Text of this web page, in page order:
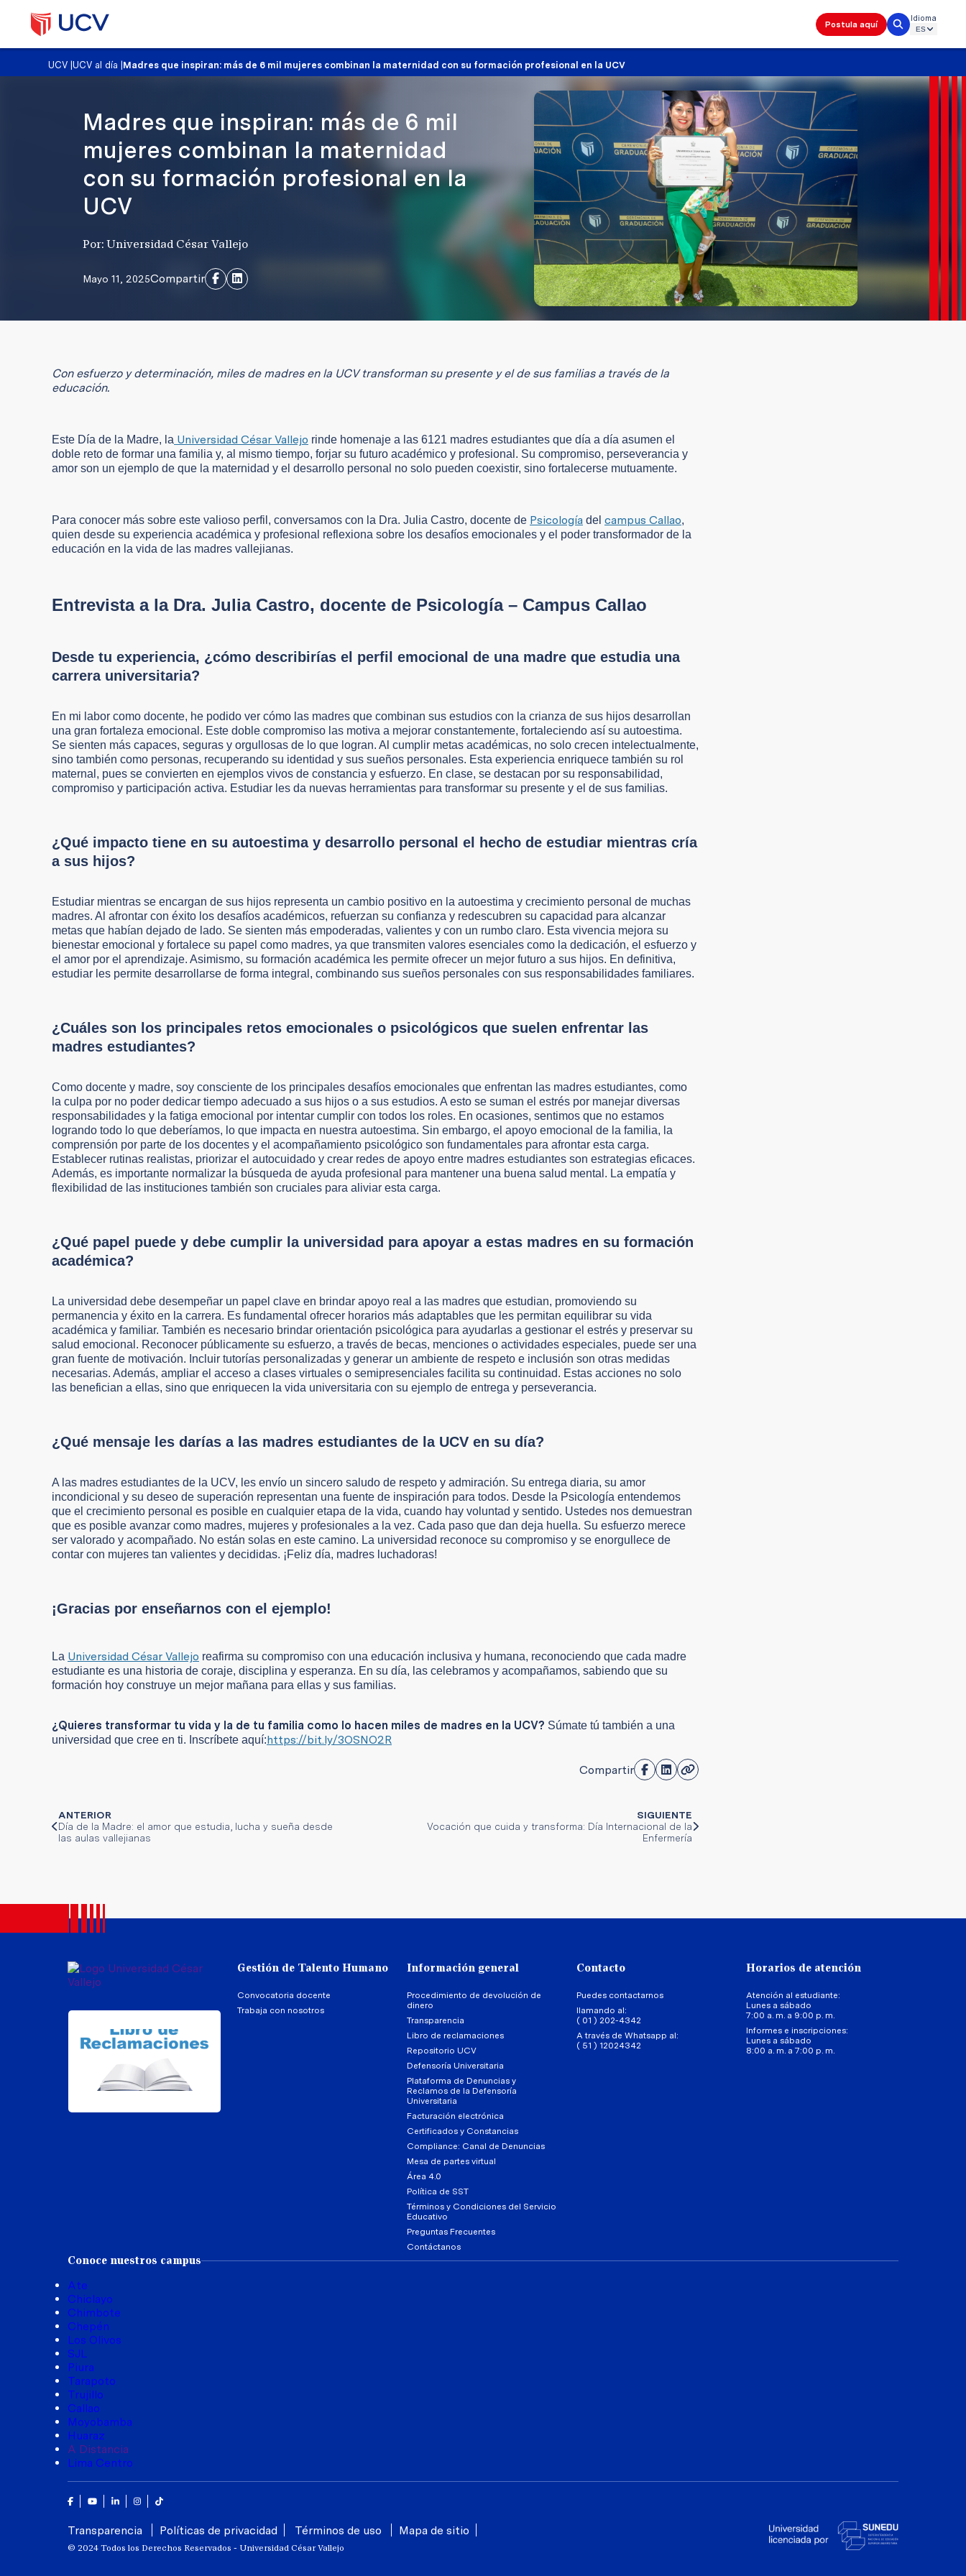
Postula aquí
Idioma
UCV |UCV al día Madres que inspiran: más de 6 mil mujeres combinan la maternidad con su formación profesional en la UCV
Madres que inspiran: más de 6 mil
mujeres combinan la maternidad
con su formación profesional en la
UCV
Por: Universidad César Vallejo
Mayo 11, 2025Compartir
Con esfuerzo y determinación, miles de madres en la UCV transforman su presente y el de sus familias a través de la
educación.
Este Día de la Madre, la Universidad César Vallejo rinde homenaje a las 6121 madres estudiantes que día a día asumen el
doble reto de formar una familia y, al mismo tiempo, forjar su futuro académico y profesional. Su compromiso, perseverancia y
amor son un ejemplo de que la maternidad y el desarrollo personal no solo pueden coexistir, sino fortalecerse mutuamente.
Para conocer más sobre este valioso perfil, conversamos con la Dra. Julia Castro, docente de Psicología del campus Callao,
quien desde su experiencia académica y profesional reflexiona sobre los desafíos emocionales y el poder transformador de la
educación en la vida de las madres vallejianas.
Entrevista a la Dra. Julia Castro, docente de Psicología – Campus Callao
Desde tu experiencia, ¿cómo describirías el perfil emocional de una madre que estudia una
carrera universitaria?
En mi labor como docente, he podido ver cómo las madres que combinan sus estudios con la crianza de sus hijos desarrollan
una gran fortaleza emocional. Este doble compromiso las motiva a mejorar constantemente, fortaleciendo así su autoestima.
Se sienten más capaces, seguras y orgullosas de lo que logran. Al cumplir metas académicas, no solo crecen intelectualmente,
sino también como personas, recuperando su identidad y sus sueños personales. Esta experiencia enriquece también su rol
maternal, pues se convierten en ejemplos vivos de constancia y esfuerzo. En clase, se destacan por su responsabilidad,
compromiso y participación activa. Estudiar les da nuevas herramientas para transformar su presente y el de sus familias.
¿Qué impacto tiene en su autoestima y desarrollo personal el hecho de estudiar mientras cría
a sus hijos?
Estudiar mientras se encargan de sus hijos representa un cambio positivo en la autoestima y crecimiento personal de muchas
madres. Al afrontar con éxito los desafíos académicos, refuerzan su confianza y redescubren su capacidad para alcanzar
metas que habían dejado de lado. Se sienten más empoderadas, valientes y con un rumbo claro. Esta vivencia mejora su
bienestar emocional y fortalece su papel como madres, ya que transmiten valores esenciales como la dedicación, el esfuerzo y
el amor por el aprendizaje. Asimismo, su formación académica les permite ofrecer un mejor futuro a sus hijos. En definitiva,
estudiar les permite desarrollarse de forma integral, combinando sus sueños personales con sus responsabilidades familiares.
¿Cuáles son los principales retos emocionales o psicológicos que suelen enfrentar las
madres estudiantes?
Como docente y madre, soy consciente de los principales desafíos emocionales que enfrentan las madres estudiantes, como
la culpa por no poder dedicar tiempo adecuado a sus hijos o a sus estudios. A esto se suman el estrés por manejar diversas
responsabilidades y la fatiga emocional por intentar cumplir con todos los roles. En ocasiones, sentimos que no estamos
logrando todo lo que deberíamos, lo que impacta en nuestra autoestima. Sin embargo, el apoyo emocional de la familia, la
comprensión por parte de los docentes y el acompañamiento psicológico son fundamentales para afrontar esta carga.
Establecer rutinas realistas, priorizar el autocuidado y crear redes de apoyo entre madres estudiantes son estrategias eficaces.
Además, es importante normalizar la búsqueda de ayuda profesional para mantener una buena salud mental. La empatía y
flexibilidad de las instituciones también son cruciales para aliviar esta carga.
¿Qué papel puede y debe cumplir la universidad para apoyar a estas madres en su formación
académica?
La universidad debe desempeñar un papel clave en brindar apoyo real a las madres que estudian, promoviendo su
permanencia y éxito en la carrera. Es fundamental ofrecer horarios más adaptables que les permitan equilibrar su vida
académica y familiar. También es necesario brindar orientación psicológica para ayudarlas a gestionar el estrés y preservar su
salud emocional. Reconocer públicamente su esfuerzo, a través de becas, menciones o actividades especiales, puede ser una
gran fuente de motivación. Incluir tutorías personalizadas y generar un ambiente de respeto e inclusión son otras medidas
necesarias. Además, ampliar el acceso a clases virtuales o semipresenciales facilita su continuidad. Estas acciones no solo
las benefician a ellas, sino que enriquecen la vida universitaria con su ejemplo de entrega y perseverancia.
¿Qué mensaje les darías a las madres estudiantes de la UCV en su día?
A las madres estudiantes de la UCV, les envío un sincero saludo de respeto y admiración. Su entrega diaria, su amor
incondicional y su deseo de superación representan una fuente de inspiración para todos. Desde la Psicología entendemos
que el crecimiento personal es posible en cualquier etapa de la vida, cuando hay voluntad y sentido. Ustedes nos demuestran
que es posible avanzar como madres, mujeres y profesionales a la vez. Cada paso que dan deja huella. Su esfuerzo merece
ser valorado y acompañado. No están solas en este camino. La universidad reconoce su compromiso y se enorgullece de
contar con mujeres tan valientes y decididas. ¡Feliz día, madres luchadoras!
¡Gracias por enseñarnos con el ejemplo!
La Universidad César Vallejo reafirma su compromiso con una educación inclusiva y humana, reconociendo que cada madre
estudiante es una historia de coraje, disciplina y esperanza. En su día, las celebramos y acompañamos, sabiendo que su
formación hoy construye un mejor mañana para ellas y sus familias.
¿Quieres transformar tu vida y la de tu familia como lo hacen miles de madres en la UCV? Súmate tú también a una
universidad que cree en ti. Inscríbete aquí:https://bit.ly/3OSNO2R
Compartir
ANTERIOR
Día de la Madre: el amor que estudia, lucha y sueña desde
las aulas vallejianas
SIGUIENTE
Vocación que cuida y transforma: Día Internacional de la
Enfermería
Gestión de Talento Humano
Convocatoria docente
Trabaja con nosotros
Información general
Procedimiento de devolución de
dinero
Transparencia
Libro de reclamaciones
Repositorio UCV
Defensoría Universitaria
Plataforma de Denuncias y
Reclamos de la Defensoría
Universitaria
Facturación electrónica
Certificados y Constancias
Compliance: Canal de Denuncias
Mesa de partes virtual
Área 4.0
Política de SST
Términos y Condiciones del Servicio
Educativo
Preguntas Frecuentes
Contáctanos
Contacto
Puedes contactarnos
llamando al:
( 01 ) 202-4342
A través de Whatsapp al:
( 51 ) 12024342
Horarios de atención
Atención al estudiante:
Lunes a sábado
7:00 a. m. a 9:00 p. m.
Informes e inscripciones:
Lunes a sábado
8:00 a. m. a 7:00 p. m.
Conoce nuestros campus
Ate
Chiclayo
Chimbote
Chepén
Los Olivos
SJL
Piura
Tarapoto
Trujillo
Callao
Moyobamba
Huaraz
A Distancia
Lima Centro
Facebook
YoutubeLinkedinInstagram
Tik Tok
Transparencia Políticas de privacidad Términos de uso Mapa de sitio
© 2024 Todos los Derechos Reservados - Universidad César Vallejo